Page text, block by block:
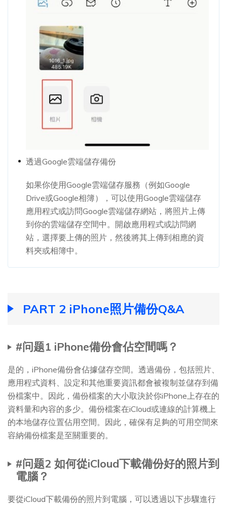
透過Google雲端儲存備份
如果你使用Google雲端儲存服務（例如Google
Drive或Google相簿），可以使用Google雲端儲存
應用程式或訪問Google雲端儲存網站，將照片上傳
到你的雲端儲存空間中。開啟應用程式或訪問網
站，選擇要上傳的照片，然後將其上傳到相應的資
料夾或相簿中。
PART 2 iPhone照片備份Q&A
#问题1 iPhone備份會佔空間嗎？
是的，iPhone備份會佔據儲存空間。透過備份，包括照片、
應用程式資料、設定和其他重要資訊都會被複制並儲存到備
份檔案中。因此，備份檔案的大小取決於你iPhone上存在的
資料量和內容的多少。備份檔案在iCloud或連線的計算機上
的本地儲存位置佔用空間。因此，確保有足夠的可用空間來
容納備份檔案是至關重要的。
#问题2 如何從iCloud下載備份好的照片到
電腦？
要從iCloud下載備份的照片到電腦，可以透過以下步驟進行